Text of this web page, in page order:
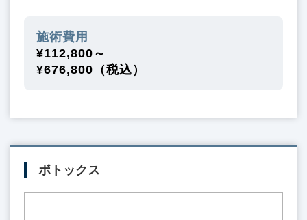
施術費用
¥112,800～
¥676,800（税込）
ボトックス